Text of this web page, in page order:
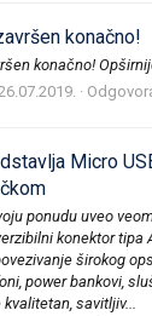
konačno!
konačno!
Micro
ponudu uveo
konektor tipa
širokog
power bankovi,
savitljiv...